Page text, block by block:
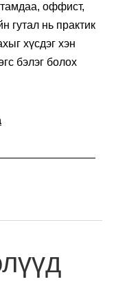
оффист,
гутал нь практик
хүсдэг хэн
бэлэг болох